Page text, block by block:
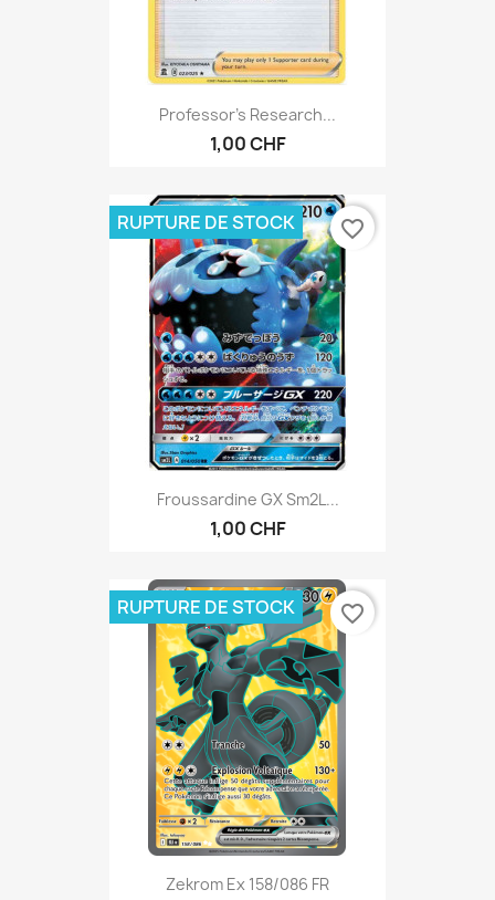
Professor's Research...
1,00 CHF
Froussardine GX Sm2L...
1,00 CHF
RUPTURE DE STOCK favorite_border
Zekrom Ex 158/086 FR
RUPTURE DE STOCK favorite_border